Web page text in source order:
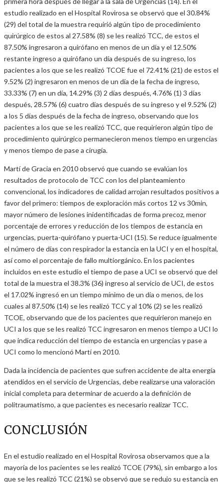
estudio realizado en el Hospital Rovirosa se observó que el 30.84%
(29) del total de la muestra requirió algún tipo de procedimiento
quirúrgico de estos al 27.58% (8) se les realizó TCC, de estos el
87.50% ingresaron a quirófano en menos de un día y el 12.50%
restante ingreso a quirófano un día después de su ingreso, los
pacientes a los que se les realizó TCOE fue el 72.41% (21) de estos el
9.52% (2) ingresaron en menos de un día de la fecha de ingreso,
33.33% (7) en un día, 14.29% (3) 2 días después, 4.76% (1) 3 días
después, 28.57% (6) cuatro días después de su ingreso y el 9.52% (2)
a los 5 días después de la fecha de ingreso, observando que los
pacientes a los que se les realizó TCC, que requirieron algún tipo de
procedimiento quirúrgico permanecieron menos tiempo en urgencias
y menos tiempo de pase a cirugía.
Martí de Gracia en 2010 observó que cuando se evalúan los
resultados de protocolo de TCC con los del planteamiento
convencional, los indicadores de calidad arrojan resultados positivos a
favor del primero: tiempos de exploración más cortos 12 vs 30min,
mayor número de lesiones inidentificadas de forma precoz, menor
porcentaje de errores y reducción de los tiempos de estancia en
urgencias, puerta-quirófano y puerta-UCI (15). Se reduce igualmente
el número de días con respirador la estancia en la UCI y en el hospital,
así como el porcentaje de fallo multiorgánico. En los pacientes
incluidos en este estudio el tiempo de pase a UCI se observó que del
total de la muestra el 38.3% (36) ingreso al servicio de UCI, de estos
el 17.02% ingresó en un tiempo mínimo de un día o menos, de los
cuales al 87.50% (14) se les realizó TCC y al 10% (2) se les realizó
TCOE, observando que de los pacientes que requirieron manejo en
UCI a los que se les realizó TCC ingresaron en menos tiempo a UCI lo
que indica reducción del tiempo de estancia en urgencias y pase a
UCI como lo mencionó Martí en 2010.
Dada la incidencia de pacientes que sufren accidente de alta energía
atendidos en el servicio de Urgencias, debe realizarse una valoración
inicial completa para determinar de acuerdo a la definición de
politraumatismo, a que pacientes es necesario realizar TCC.
CONCLUSIÓN
En el estudio realizado en el Hospital Rovirosa observamos que a la
mayoría de los pacientes se les realizó TCOE (79%), sin embargo a los
que se les realizó TCC (21%) se observó que se redujo su estancia en